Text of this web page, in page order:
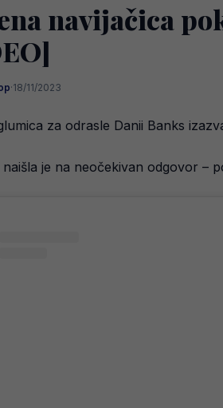
navijačica
·18/11/2023
za odrasle Danii Banks
je na neočekivan odgovor –